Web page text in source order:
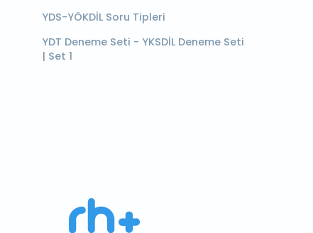
YDS-YÖKDİL Soru Tipleri
YDT Deneme Seti - YKSDİL Deneme Seti
| Set 1